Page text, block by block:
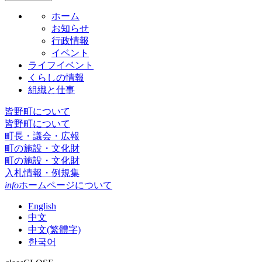
ホーム
お知らせ
行政情報
イベント
ライフイベント
くらしの情報
組織と仕事
皆野町について
皆野町について
町長・議会・広報
町の施設・文化財
町の施設・文化財
入札情報・例規集
infoホームページについて
English
中文
中文(繁體字)
한국어